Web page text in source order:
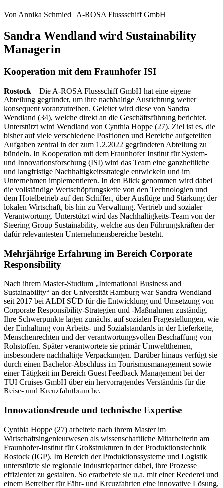
Von Annika Schmied | A-ROSA Flussschiff GmbH
Sandra Wendland wird Sustainability
Managerin
Kooperation mit dem Fraunhofer ISI
Rostock – Die A-ROSA Flussschiff GmbH hat eine eigene
Abteilung gegründet, um ihre nachhaltige Ausrichtung weiter
konsequent voranzutreiben. Geleitet wird diese von Sandra
Wendland (34), welche direkt an die Geschäftsführung berichtet.
Unterstützt wird Wendland von Cynthia Hoppe (27). Ziel ist es, die
bisher auf viele verschiedene Positionen und Bereiche aufgeteilten
Aufgaben zentral in der zum 1.2.2022 gegründeten Abteilung zu
bündeln. In Kooperation mit dem Fraunhofer Institut für System-
und Innovationsforschung (ISI) wird das Team eine ganzheitliche
und langfristige Nachhaltigkeitsstrategie entwickeln und im
Unternehmen implementieren. In den Blick genommen wird dabei
die vollständige Wertschöpfungskette von den Technologien und
dem Hotelbetrieb auf den Schiffen, über Ausflüge und Stärkung der
lokalen Wirtschaft, bis hin zu Verwaltung, Vertrieb und sozialer
Verantwortung. Unterstützt wird das Nachhaltigkeits-Team von der
Steering Group Sustainability, welche aus den Führungskräften der
dafür relevantesten Unternehmensbereiche besteht.
Mehrjährige Erfahrung im Bereich Corporate
Responsibility
Nach ihrem Master-Studium „International Business and
Sustainability“ an der Universität Hamburg war Sandra Wendland
seit 2017 bei ALDI SÜD für die Entwicklung und Umsetzung von
Corporate Responsibility-Strategien und -Maßnahmen zuständig.
Ihre Schwerpunkte lagen zunächst auf sozialen Fragestellungen, wie
der Einhaltung von Arbeits- und Sozialstandards in der Lieferkette,
Menschenrechten und der verantwortungsvollen Beschaffung von
Rohstoffen. Später verantwortete sie primär Umweltthemen,
insbesondere nachhaltige Verpackungen. Darüber hinaus verfügt sie
durch einen Bachelor-Abschluss im Tourismusmanagement sowie
einer Tätigkeit im Bereich Guest Feedback Management bei der
TUI Cruises GmbH über ein hervorragendes Verständnis für die
Reise- und Kreuzfahrtbranche.
Innovationsfreude und technische Expertise
Cynthia Hoppe (27) arbeitete nach ihrem Master im
Wirtschaftsingenieurwesen als wissenschaftliche Mitarbeiterin am
Fraunhofer-Institut für Großstrukturen in der Produktionstechnik
Rostock (IGP). Im Bereich der Produktionssysteme und Logistik
unterstützte sie regionale Industriepartner dabei, ihre Prozesse
effizienter zu gestalten. So erarbeitete sie u.a. mit einer Reederei und
einem Betreiber für Fähr- und Kreuzfahrten eine innovative Lösung,